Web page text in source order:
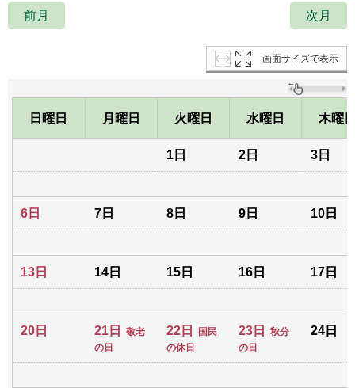
前月 次月
画面サイズで表示
日曜日 月曜日 火曜日 水曜日 木曜
1日 2日 3日
6日 7日 8日 9日 10日
13日 14日 15日 16日 17日
20日 21日
敬老
の日
22日
国民
の休日
23日
秋分
の日
24日